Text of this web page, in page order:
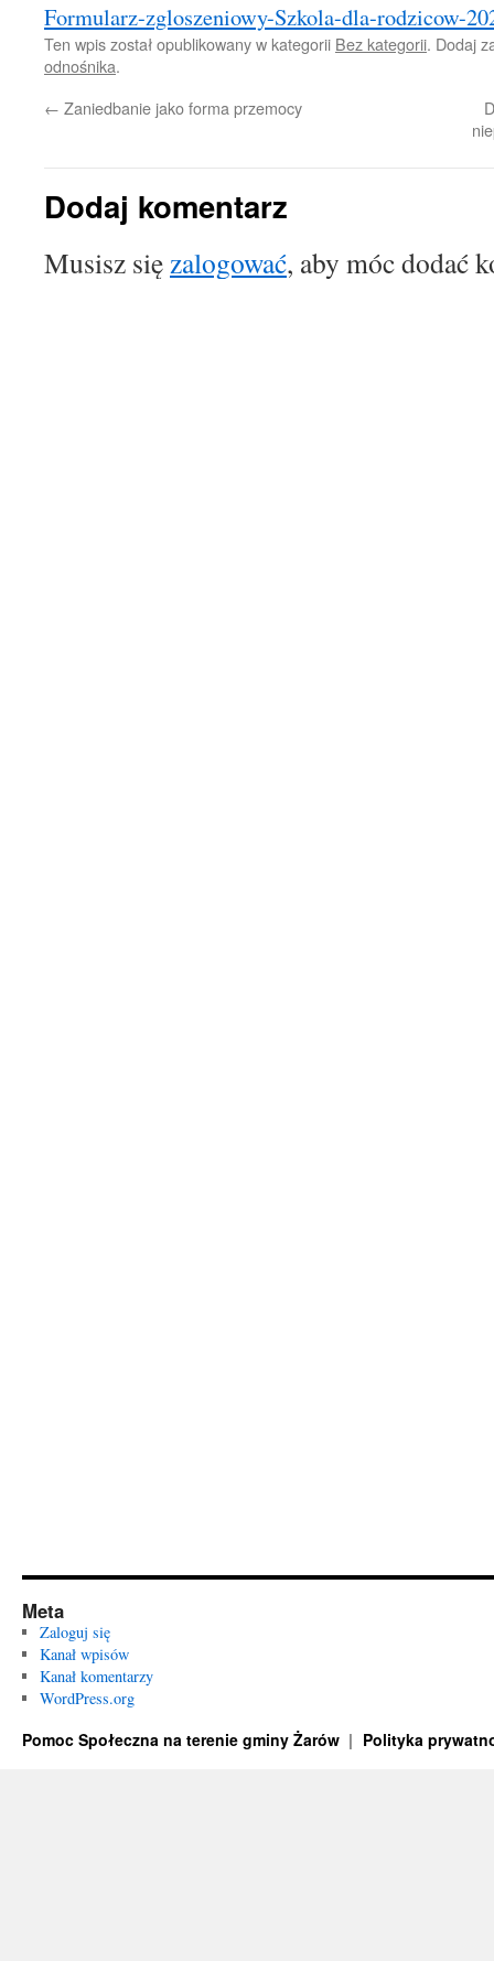
Formularz-zgloszeniowy-Szkola-dla-rodzicow-
Ten wpis został opublikowany w kategorii Bez kategorii. Dodaj
odnośnika.
← Zaniedbanie jako forma przemocy
Dodaj komentarz
Musisz sięzalogować, aby móc dodać
Meta
Zaloguj się
Kanał wpisów
Kanał komentarzy
WordPress.org
Pomoc Społeczna na terenie gminy Żarów Polityka